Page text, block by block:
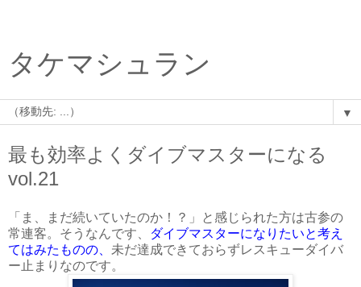
タケマシュラン
▼
最も効率よくダイブマスターになる
vol.21
「ま、まだ続いていたのか！？」と感じられた方は古参の
常連客。そうなんです、
ダイブマスターになりたいと考え
てはみたものの、 未だ達成できておらずレスキューダイバ
ー止まりなのです。